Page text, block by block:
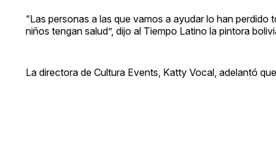
“Las personas a las que vamos a ayudar lo han
niños tengan salud”, dijo al Tiempo Latino la pintora
La directora de Cultura Events, Katty Vocal, adelantó